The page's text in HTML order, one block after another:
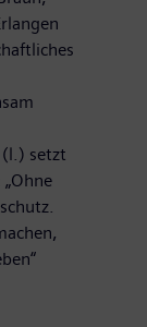
setzt